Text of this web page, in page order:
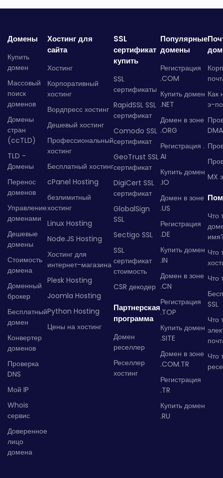
Домены
Купить
домен
Массовый
поиск
доменов
Домены
стран
(ccTLD)
TLD -
Домены
Перенос
доменов
Управление
доменами
Дешевые
домены
Стоимость
домена
Доменный
брокер
Бесплатный
домен
Конвертер
доменов
Проверка
DNS
Мой IP
Whois
сервис
Доверенное
лицо
домена
Хостинг для
сайта
Хостинг
Корпоративный
хостинг
Вордпресс хостинг
Дешевый хостинг
Профессиональный
хостинг
Бесплатный хостинг
cPanel Hosting
безлимитный
хостинг
Linux Hosting
Node.JS Hosting
Хостинг для
интернет-магазина
Plesk Hosting
Joomla Hosting
Python Hosting
Цены на хостинг
SSL
сертификат
купить
SSL
сертификаты
RapidSSL SSL
сертификат
Comodo SSL
сертификат
GeoTrust SSL
сертификат
DigiCert SSL
сертификат
GlobalSign
SSL
Sectigo SSL
SSL
сертификат
стоимость
CSR декодер
Партнерская
программа
Домен
реселлер
Реселлер
хостинг
Популярные
домены
Регистрация
.COM
Купить домен
.NET
Домен в зоне
.ORG
Регистрация .
AI
Купить домен
.IO
Домен в зоне
.US
Регистрация
.DE
Купить домен
.IN
Домен в зоне
.CN
Регистрация
.TOP
Купить домен
.SITE
Домен в зоне
.COM.TR
Регистрация
.TR
Купить домен
.RU
Как
э-
MX
Что
Что
Что
SSL
Что
Что